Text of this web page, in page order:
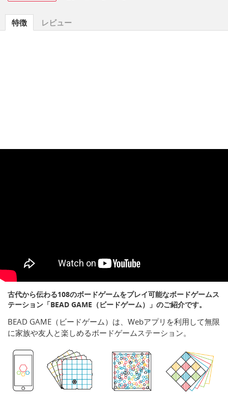
特徴 レビュー
古代から伝わる108のボードゲームをプレイ可能なボードゲームス
テーション「BEAD GAME（ビードゲーム）」のご紹介です。
BEAD GAME（ビードゲーム）は、Webアプリを利用して無限
に家族や友人と楽しめるボードゲームステーション。